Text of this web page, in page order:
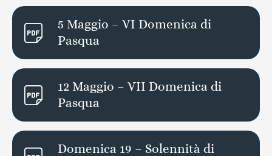
5 Maggio – VI Domenica di
Pasqua
12 Maggio – VII Domenica di
Pasqua
Domenica 19 – Solennità di